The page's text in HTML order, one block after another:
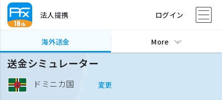
法人提携 ログイン
海外送金 More
送金シミュレーター
ドミニカ国 変更